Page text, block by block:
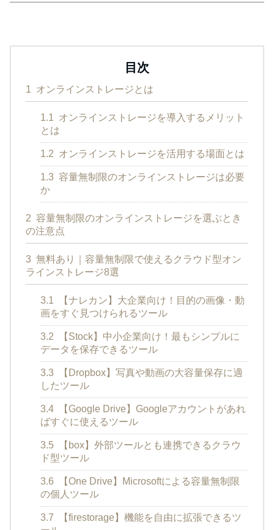
目次
1 オンラインストレージとは
1.1 オンラインストレージを導入するメリット
とは
1.2 オンラインストレージを活用する場面とは
1.3 容量無制限のオンラインストレージは必要
か
2 容量無制限のオンラインストレージを選ぶとき
の注意点
3 無料あり｜容量無制限で使えるクラウド型オン
ラインストレージ8選
3.1
【ナレカン】大企業向け！目的の画像・動
画をすぐ見つけられるツール
3.2
【Stock】中小企業向け！最もシンプルに
データを保存できるツール
3.3
【Dropbox】写真や動画の大容量保存に適
したツール
3.4
【Google Drive】Googleアカウントがあれ
ばすぐに使えるツール
3.5
【box】外部ツールとも連携できるクラウ
ド型ツール
3.6
【One Drive】Microsoftによる容量無制限
の個人ツール
3.7
【firestorage】機能を自由に拡張できるツ